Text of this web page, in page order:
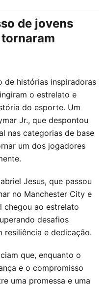
de jovens
de histórias inspiradoras
o estrelato e
do esporte. Um
Jr., que despontou
nas categorias de base
um dos jogadores
Jesus, que passou
no Manchester City e
chegou ao estrelato
desafios
resiliência e dedicação.
que, enquanto o
e o compromisso
uma promessa e uma